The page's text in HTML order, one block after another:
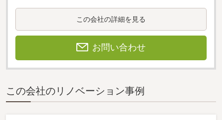
この会社の詳細を見る
お問い合わせ
この会社のリノベーション事例